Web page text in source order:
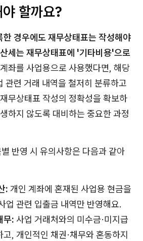
할까요?
경우에도 재무상태표는 작성해야
세는 재무상태표에 '기타비용'으로
좌를 사업용으로 사용했다면, 해당
관련 거래 내역을 철저히 분류하고
무상태표 작성의 정확성을 확보하
하지 않도록 대비하는 중요한 과정
반영 시 유의사항은 다음과 같아
: 개인 계좌에 혼재된 사업용 현금을
업 관련 입출금 내역만 반영해요.
무: 사업 거래처와의 미수금·미지급
, 개인적인 채권·채무와 혼동하지